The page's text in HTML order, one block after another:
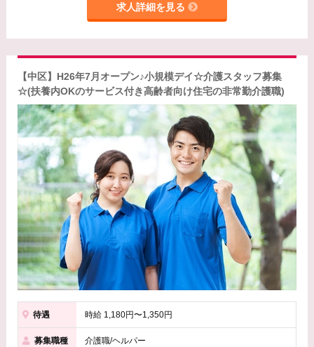
求人詳細を見る
【中区】H26年7月オープン♪小規模デイ☆介護スタッフ募集
☆(扶養内OKのサービス付き高齢者向け住宅の非常勤介護職)
待遇 時給 1,180円〜1,350円
募集職種 介護職/ヘルパー